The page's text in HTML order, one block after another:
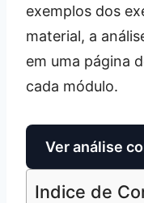
exemplos dos
material, a
em uma página
cada módulo.
Ver análise
Indice de